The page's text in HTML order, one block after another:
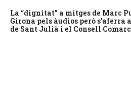
La “dignitat” a mitges de Marc
Girona pels àudios però
de Sant Julià i el Consell